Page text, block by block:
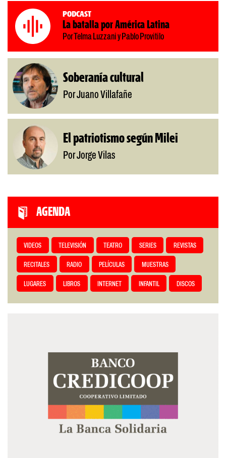
Podcast
La batalla por América Latina
Por Telma Luzzani y Pablo Provitilo
Soberanía cultural
Por Juano Villafañe
El patriotismo según Milei
Por Jorge Vilas
AGENDA
VIDEOS TELEVISIÓN TEATRO SERIES REVISTAS
RECITALES RADIO PELÍCULAS MUESTRAS
LUGARES LIBROS INTERNET INFANTIL DISCOS